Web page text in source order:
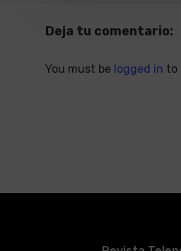
Deja tu comentario:
You must be logged in to